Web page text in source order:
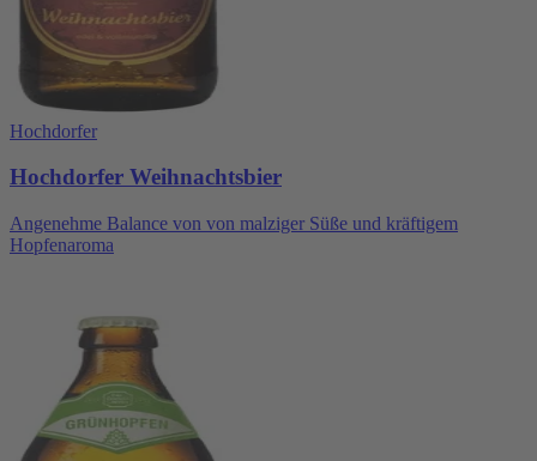
Hochdorfer
Hochdorfer Weihnachtsbier
Angenehme Balance von von malziger Süße und kräftigem
Hopfenaroma